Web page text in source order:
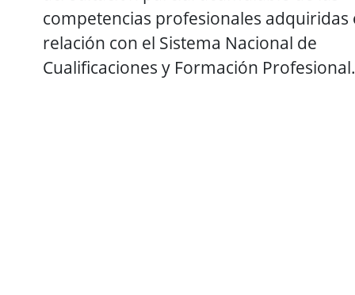
competencias profesionales adquiridas
relación con el Sistema Nacional de
Cualificaciones y Formación Profesional.